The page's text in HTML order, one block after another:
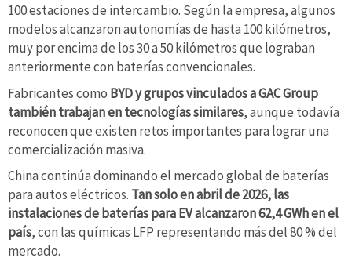
100 estaciones de intercambio. Según la empresa, algunos
modelos alcanzaron autonomías de hasta 100 kilómetros,
muy por encima de los 30 a 50 kilómetros que lograban
anteriormente con baterías convencionales.
Fabricantes como BYD y grupos vinculados a GAC Group
también trabajan en tecnologías similares, aunque todavía
reconocen que existen retos importantes para lograr una
comercialización masiva.
China continúa dominando el mercado global de baterías
para autos eléctricos. Tan solo en abril de 2026, las
instalaciones de baterías para EV alcanzaron 62,4 GWh en el
país, con las químicas LFP representando más del 80 % del
mercado.